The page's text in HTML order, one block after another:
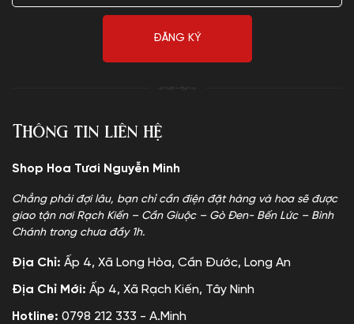
Thông tin liên hệ
Shop Hoa Tươi Nguyễn Minh
Chẳng phải đợi lâu, bạn chỉ cần điện đặt hàng và hoa sẽ được
giao tận nơi Rạch Kiến – Cần Giuộc – Gò Đen- Bến Lức – Bình
Chánh trong chưa đầy 1h.
Địa Chỉ: Ấp 4, Xã Long Hòa, Cần Đước, Long An
Địa Chỉ Mới: Ấp 4, Xã Rạch Kiến, Tây Ninh
Hotline: 0798 212 333 - A.Minh